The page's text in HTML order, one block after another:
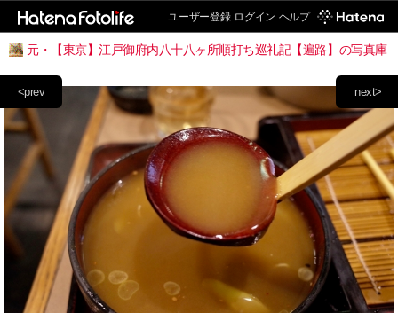
ユーザー登録 ログイン ヘルプ
元・【東京】江戸御府内八十八ヶ所順打ち巡礼記【遍路】の写真庫
next>
<prev